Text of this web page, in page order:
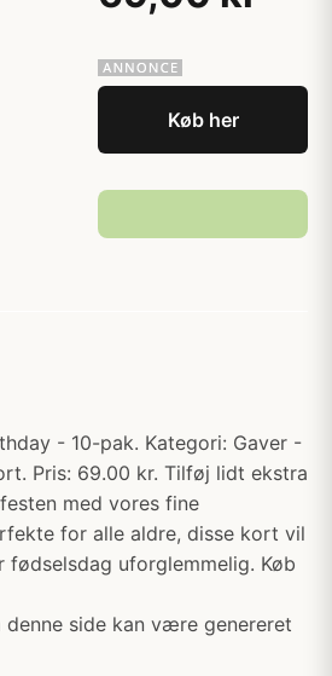
Køb her
- 10-pak. Kategori: Gaver -
Pris: 69.00 kr. Tilføj lidt ekstra
med vores fine
for alle aldre, disse kort vil
fødselsdag uforglemmelig. Køb
side kan være genereret